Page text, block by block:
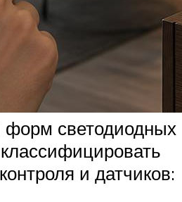
форм светодиодных
и датчиков: